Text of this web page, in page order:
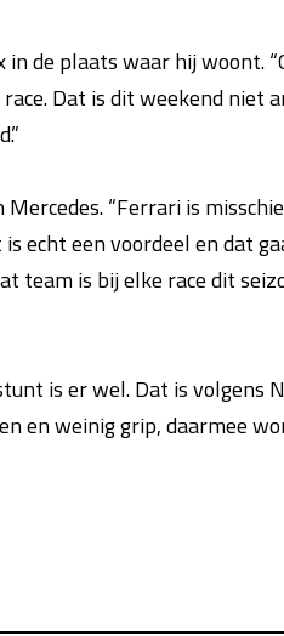
de plaats waar hij woont.
Dat is dit weekend niet
“Ferrari is
echt een voordeel en dat
team is bij elke race dit
is er wel. Dat is volgens
en weinig grip, daarmee